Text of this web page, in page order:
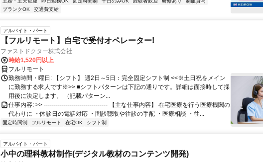
ブランクOK
交通費支給
アルバイト・パート
【フルリモート】自宅で受付オペレーター!
ファストドクター株式会社
時給1,520円以上
フルリモート
勤務時間・曜日: 【シフト】 週2日～5日：完全固定シフト制 <<※土日祝をメイン
に勤務する求人です※>> ■シフトパターンは下記の通りです。詳細は面接時して採
用後に決定します。 （記載パターン...
仕事内容: >> -------------------------------- 【主な仕事内容】 在宅医療を行う医療機関の
代わりに ・休診日の電話対応 ・問診聴取や往診の手配 ・医療相談 ・往...
固定時間制 フルリモート 在宅OK シフト制
アルバイト・パート
小中の理科教材制作(デジタル教材のコンテンツ開発)